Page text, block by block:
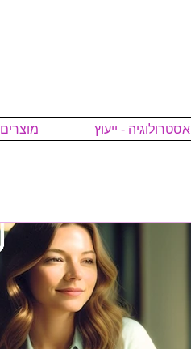
אסטרולוגיה - ייעוץ מוצרים